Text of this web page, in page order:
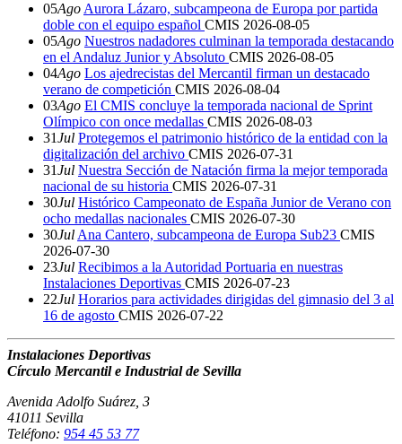
05Ago Aurora Lázaro, subcampeona de Europa por partida
doble con el equipo español CMIS 2026-08-05
05Ago Nuestros nadadores culminan la temporada destacando
en el Andaluz Junior y Absoluto CMIS 2026-08-05
04Ago Los ajedrecistas del Mercantil firman un destacado
verano de competición CMIS 2026-08-04
03Ago El CMIS concluye la temporada nacional de Sprint
Olímpico con once medallas CMIS 2026-08-03
31Jul Protegemos el patrimonio histórico de la entidad con la
digitalización del archivo CMIS 2026-07-31
31Jul Nuestra Sección de Natación firma la mejor temporada
nacional de su historia CMIS 2026-07-31
30Jul Histórico Campeonato de España Junior de Verano con
ocho medallas nacionales CMIS 2026-07-30
30Jul Ana Cantero, subcampeona de Europa Sub23 CMIS
2026-07-30
23Jul Recibimos a la Autoridad Portuaria en nuestras
Instalaciones Deportivas CMIS 2026-07-23
22Jul Horarios para actividades dirigidas del gimnasio del 3 al
16 de agosto CMIS 2026-07-22
Instalaciones Deportivas
Círculo Mercantil e Industrial de Sevilla
Avenida Adolfo Suárez, 3
41011 Sevilla
Teléfono: 954 45 53 77